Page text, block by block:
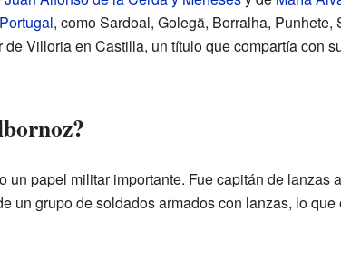
Portugal, como Sardoal, Golegã, Borralha, Punhete,
Villoria en Castilla, un título que compartía con
un papel militar importante. Fue capitán de lanzas
un grupo de soldados armados con lanzas, lo